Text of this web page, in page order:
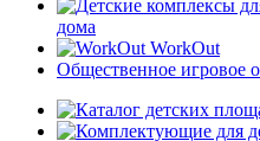
дома
WorkOut
Общественное игровое